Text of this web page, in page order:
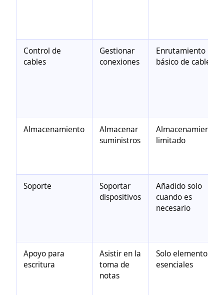
Control de
cables
Gestionar
conexiones
Enrutamiento
básico de cables
Almacenamiento
Almacenar
suministros
Almacenamiento
limitado
Soporte
Soportar
dispositivos
Añadido solo
cuando es
necesario
Apoyo para
escritura
Asistir en la
toma de
notas
Solo elementos
esenciales